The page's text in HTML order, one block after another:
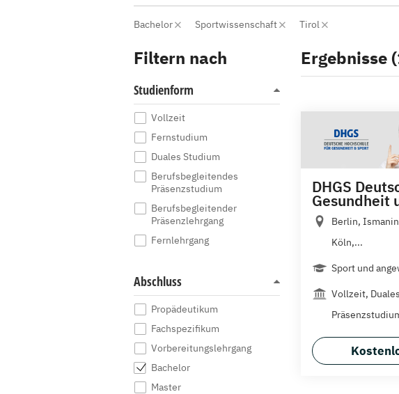
Bachelor Sportwissenschaft Tirol
Filtern nach
Studienform
Vollzeit
Fernstudium
Duales Studium
Berufsbegleitendes
Präsenzstudium
Berufsbegleitender
Präsenzlehrgang
Fernlehrgang
Abschluss
Propädeutikum
Fachspezifikum
Vorbereitungslehrgang
Bachelor
Master
Ergebnisse
DHGS
Gesundheit
Berlin,
Köln,...
Sport und
Vollzeit,